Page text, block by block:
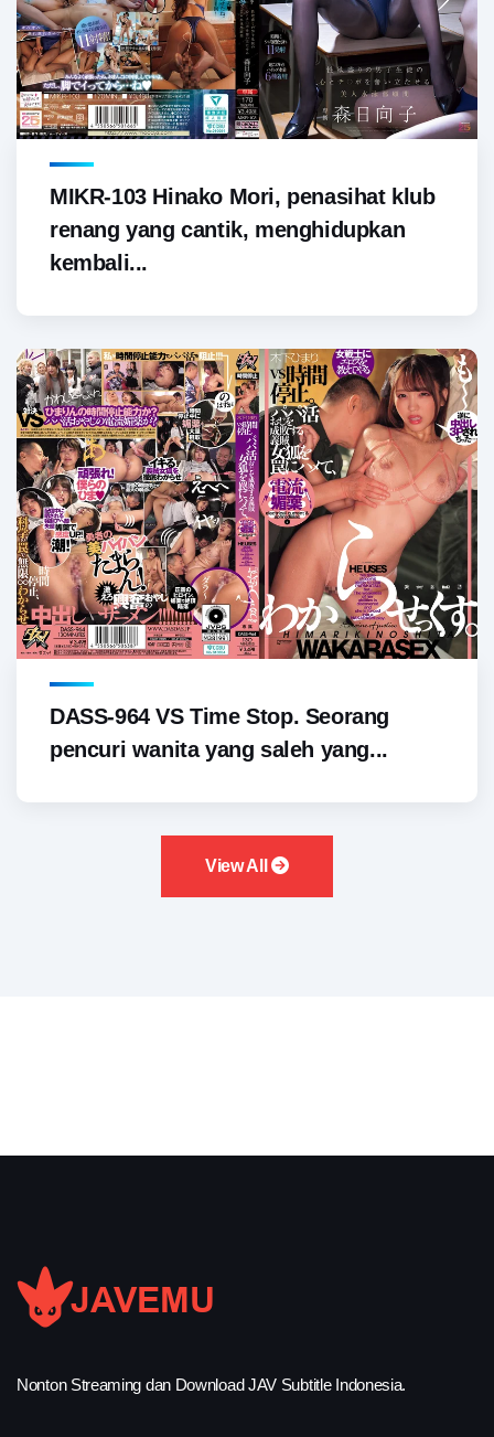
MIKR-103 Hinako Mori, penasihat klub
renang yang cantik, menghidupkan
kembali...
DASS-964 VS Time Stop. Seorang
pencuri wanita yang saleh yang...
View All
Nonton Streaming dan Download JAV Subtitle Indonesia.